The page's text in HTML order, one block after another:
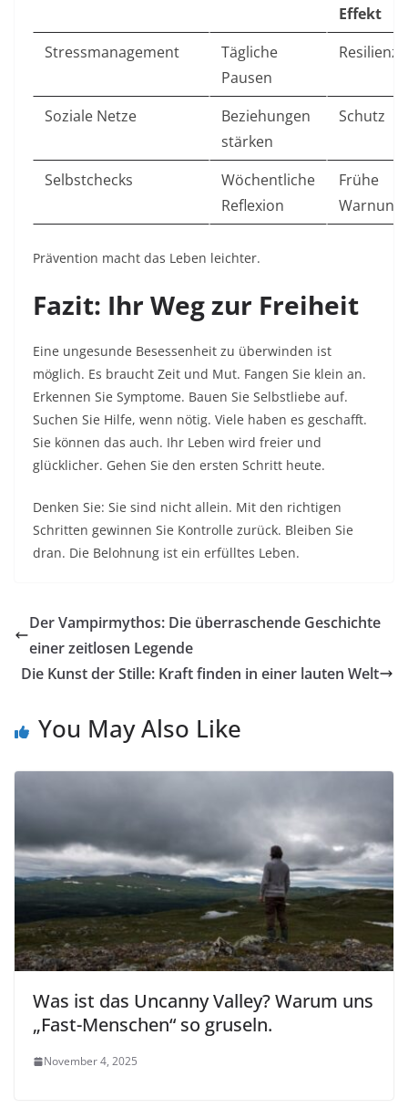
Effekt
Stressmanagement
Tägliche
Pausen
Resilienz ​
Soziale Netze
Beziehungen
stärken
Schutz ​
Selbstchecks
Wöchentliche
Reflexion
Frühe
Warnung ​
Prävention macht das Leben leichter.​
Fazit: Ihr Weg zur Freiheit
Eine ungesunde Besessenheit zu überwinden ist
möglich. Es braucht Zeit und Mut. Fangen Sie klein an.
Erkennen Sie Symptome. Bauen Sie Selbstliebe auf.
Suchen Sie Hilfe, wenn nötig. Viele haben es geschafft.
Sie können das auch. Ihr Leben wird freier und
glücklicher. Gehen Sie den ersten Schritt heute.​
Denken Sie: Sie sind nicht allein. Mit den richtigen
Schritten gewinnen Sie Kontrolle zurück. Bleiben Sie
dran. Die Belohnung ist ein erfülltes Leben.
Der Vampirmythos: Die überraschende Geschichte
einer zeitlosen Legende
Die Kunst der Stille: Kraft finden in einer lauten Welt
You May Also Like
Was ist das Uncanny Valley? Warum uns
„Fast-Menschen“ so gruseln.
November 4, 2025